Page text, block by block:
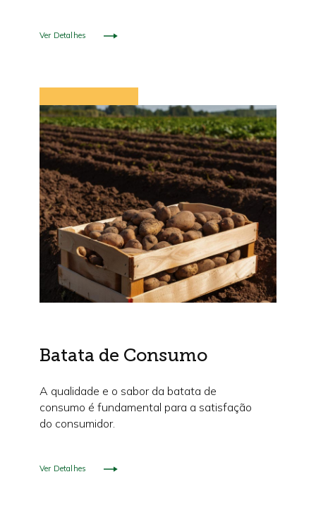
Ver Detalhes
Batata de Consumo
A qualidade e o sabor da batata de
consumo é fundamental para a satisfação
do consumidor.
Ver Detalhes